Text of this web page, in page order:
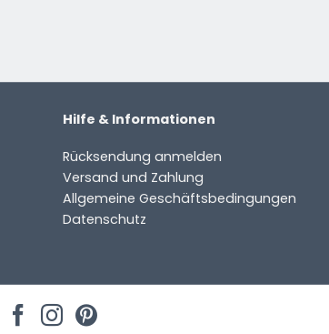
Hilfe & Informationen
Rücksendung anmelden
Versand und Zahlung
Allgemeine Geschäftsbedingungen
Datenschutz